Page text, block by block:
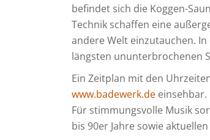
befindet sich die Koggen-
Technik schaffen eine
andere Welt einzutauchen.
längsten ununterbrochenen
Ein Zeitplan mit den
www.badewerk.de einsehbar.
Für stimmungsvolle Musik
bis 90er Jahre sowie aktuellen